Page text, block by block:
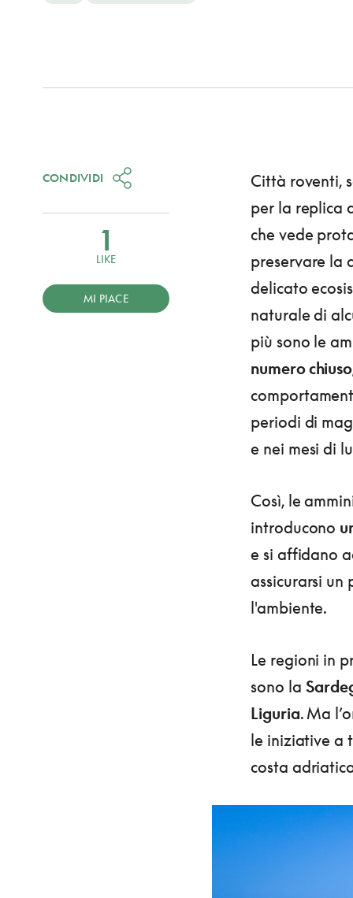
Città roventi,
per la replica
che vede
preservare la
delicato
naturale di
più sono le
numero
periodi di
e nei mesi di
Così, le
introducono
e si affidano
assicurarsi un
l'ambiente.
Le regioni in
sono la
Liguria. Ma
le iniziative a
costa
CONDIVIDI
1
LIKE
MI PIACE